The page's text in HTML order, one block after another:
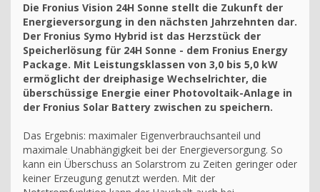
Die Fronius Vision 24H Sonne stellt die Zukunft der
Energieversorgung in den nächsten Jahrzehnten dar.
Der Fronius Symo Hybrid ist das Herzstück der
Speicherlösung für 24H Sonne - dem Fronius Energy
Package. Mit Leistungsklassen von 3,0 bis 5,0 kW
ermöglicht der dreiphasige Wechselrichter, die
überschüssige Energie einer Photovoltaik-Anlage in
der Fronius Solar Battery zwischen zu speichern.
Das Ergebnis: maximaler Eigenverbrauchsanteil und
maximale Unabhängigkeit bei der Energieversorgung. So
kann ein Überschuss an Solarstrom zu Zeiten geringer oder
keiner Erzeugung genutzt werden. Mit der